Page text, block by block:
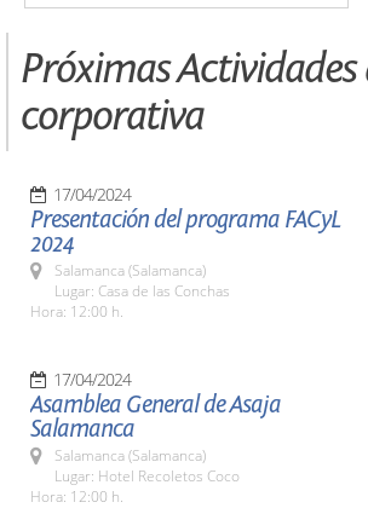
Próximas Actividades
corporativa
17/04/2024
Presentación del programa FACyL
2024
Salamanca (Salamanca)
Lugar: Casa de las Conchas
Hora: 12:00 h.
17/04/2024
Asamblea General de Asaja
Salamanca
Salamanca (Salamanca)
Lugar: Hotel Recoletos Coco
Hora: 12:00 h.